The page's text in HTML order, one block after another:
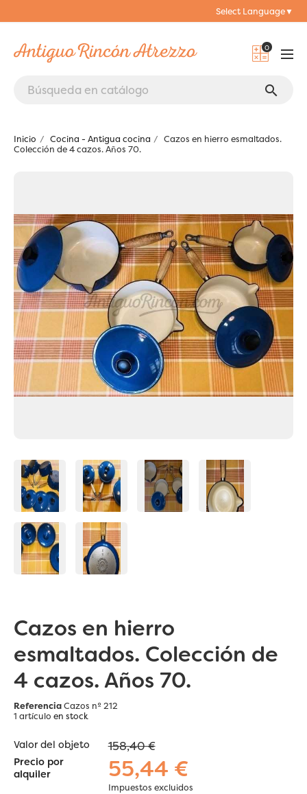
Select Language▼
0
search
Inicio Cocina - Antigua cocina
Cazos en hierro esmaltados.
Colección de 4 cazos. Años 70.
Cazos en hierro
esmaltados. Colección de
4 cazos. Años 70.
ReferenciaCazos nº 212
1 artículo en stock
Valor del objeto 158,40 €
Precio por
alquiler
55,44 €
Impuestos excluidos